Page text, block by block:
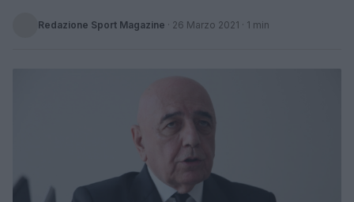
Redazione Sport Magazine · 26 Marzo 2021 · 1 min